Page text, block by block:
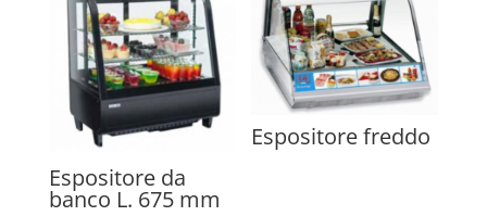
Espositore da
banco L. 675 mm
Espositore freddo